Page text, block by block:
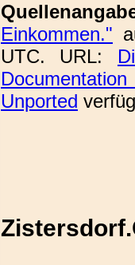
Einkommen."
UTC. URL:
Documentation
Unported